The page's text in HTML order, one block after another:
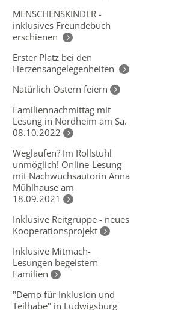
MENSCHENSKINDER -
inklusives Freundebuch
erschienen
Erster Platz bei den
Herzensangelegenheiten
Natürlich Ostern feiern
Familiennachmittag mit
Lesung in Nordheim am Sa.
08.10.2022
Weglaufen? Im Rollstuhl
unmöglich! Online-Lesung
mit Nachwuchsautorin Anna
Mühlhause am
18.09.2021
Inklusive Reitgruppe - neues
Kooperationsprojekt
Inklusive Mitmach-
Lesungen begeistern
Familien
"Demo für Inklusion und
Teilhabe" in Ludwigsburg